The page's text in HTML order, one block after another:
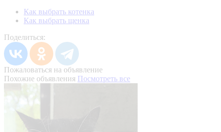
Как выбрать котенка
Как выбрать щенка
Поделиться:
Пожаловаться на объявление
Похожие объявления Посмотреть все